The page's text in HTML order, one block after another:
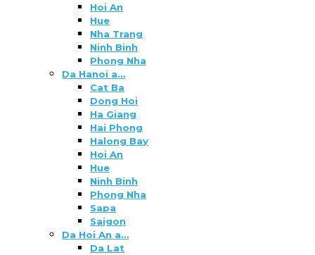
Hoi An
Hue
Nha Trang
Ninh Binh
Phong Nha
Da Hanoi a…
Cat Ba
Dong Hoi
Ha Giang
Hai Phong
Halong Bay
Hoi An
Hue
Ninh Binh
Phong Nha
Sapa
Saigon
Da Hoi An a…
Da Lat